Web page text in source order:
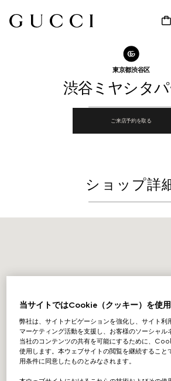
東京都渋谷区
渋谷ミヤシタ
ご来店予約を取る
ショップ詳
当サイトではCookie（クッキー）を使
弊社は、サイトナビゲーションを強化し、サイト利
マーケティング活動を支援し、お客様のソーシャル
当社のコンテンツの共有を可能にするために、
使用します。本ウェブサイトの閲覧を継続すること
用条件に同意したものとみなされます。